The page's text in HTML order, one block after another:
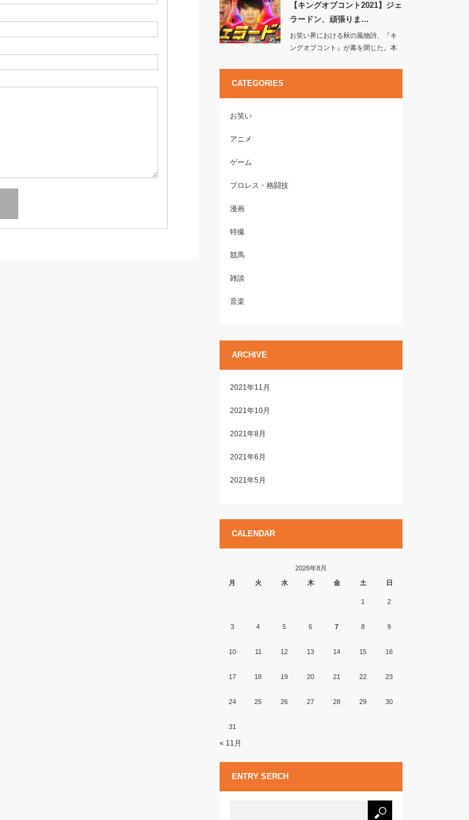
【キングオブコント2021】ジェ
ラードン、頑張りま…
お笑い界における秋の風物詩、『キ
ングオブコント』が幕を閉じた。本
CATEGORIES
お笑い
アニメ
ゲーム
プロレス・格闘技
漫画
特撮
競馬
雑談
音楽
ARCHIVE
2021年11月
2021年10月
2021年8月
2021年6月
2021年5月
CALENDAR
2026年8月
月
火 水 木 金 土 日
1 2
3 4 5 6 7 8 9
10 11 12 13 14 15 16
17 18 19 20 21 22 23
24 25 26 27 28 29 30
31
« 11月
ENTRY SERCH